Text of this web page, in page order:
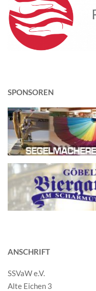
SPONSOREN
ANSCHRIFT
SSVaW e.V.
Alte Eichen 3